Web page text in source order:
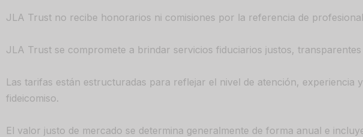
JLA Trust no recibe honorarios ni comisiones por la referencia de
JLA Trust se compromete a brindar servicios fiduciarios justos,
Las tarifas están estructuradas para reflejar el nivel de atención, experiencia
fideicomiso.
El valor justo de mercado se determina generalmente de forma anual e